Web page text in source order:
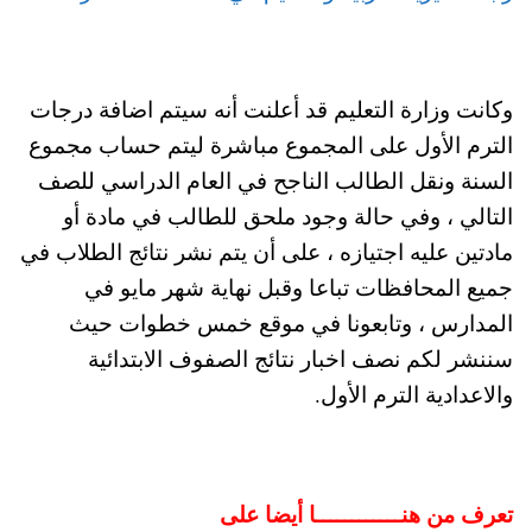
وكانت وزارة التعليم قد أعلنت أنه سيتم اضافة درجات
الترم الأول على المجموع مباشرة ليتم حساب مجموع
السنة ونقل الطالب الناجح في العام الدراسي للصف
التالي ، وفي حالة وجود ملحق للطالب في مادة أو
مادتين عليه اجتيازه ، على أن يتم نشر نتائج الطلاب في
جميع المحافظات تباعا وقبل نهاية شهر مايو في
المدارس ، وتابعونا في موقع خمس خطوات حيث
سننشر لكم نصف اخبار نتائج الصفوف الابتدائية
والاعدادية الترم الأول.
تعرف من هنــــــــــــا أيضا على